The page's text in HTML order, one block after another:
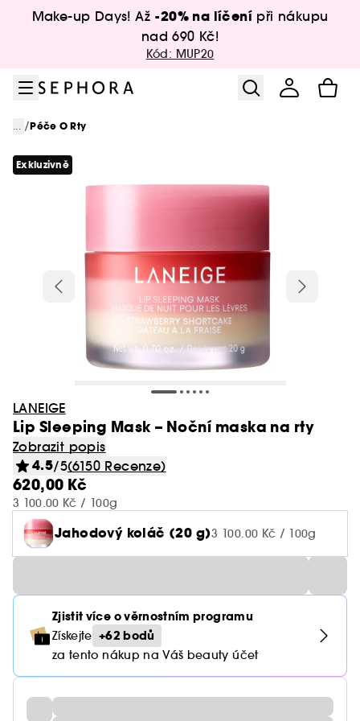
Přejít na hlavní obsah
Make-up Days! Až -20% na líčení při nákupu
nad 690 Kč!
Kód: MUP20
... /Péče O Rty
Exkluzivně
LANEIGE
Lip Sleeping Mask – Noční maska na rty
Zobrazit popis
4.5/5(6150 Recenze)
620,00 Kč
3 100.00 Kč / 100g
Jahodový koláč (20 g)3 100.00 Kč / 100g
Zjistit více o věrnostním programu
Získejte +62 bodů
za tento nákup na Váš beauty účet